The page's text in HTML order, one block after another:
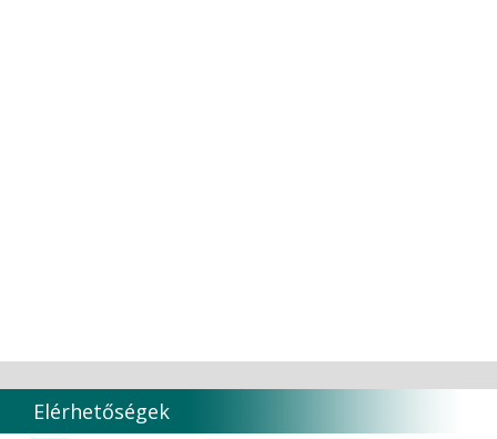
Elérhetőségek